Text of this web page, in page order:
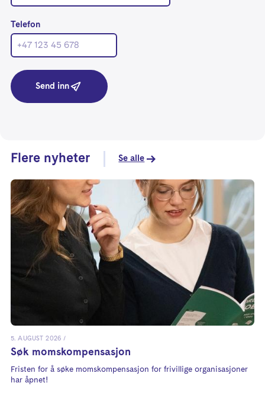
Telefon
Send inn
Flere nyheter Se alle
5. AUGUST 2026
Søk momskompensasjon
Fristen for å søke momskompensasjon for frivillige organisasjoner
har åpnet!